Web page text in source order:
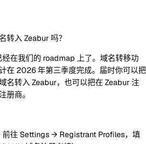
转入 Zeabur 吗？
在我们的 roadmap 上了。域名转移功
在 2026 年第三季度完成。届时你可以把
名转入 Zeabur，也可以把在 Zeabur 注
册商。
往 Settings→ Registrant Profiles，填